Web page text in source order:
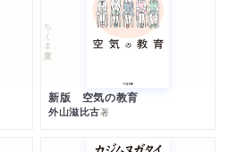
ちくま文庫
新版 空気の教育
外山滋比古著